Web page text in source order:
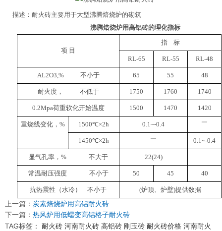
（水冷） 不小于(炉顶、炉壁)提供数据
描述：耐火砖主要用于大型沸腾焙烧炉的砌筑
沸腾焙烧炉用高铝砖的理化指标
项 目
指 标
RL-65 RL-55 RL-48
AL2O3,% 不小于 65 55 48
耐火度， 不低于 1750 1760 1740
0.2Mpa荷重软化开始温度 1500 1470 1420
重烧线变化，% 1500℃×2h 0.1~-0.4 ￣
1450℃×2h ￣ 0.1~-0.4
显气孔率，% 不大于 22(24)
常温耐压强度 不小于 50 45 40
抗热震性（水冷） 不小于 (炉顶、炉壁)提供数据
上一篇： 炭素焙烧炉用高铝耐火砖
下一篇： 热风炉用低蠕变高铝格子耐火砖
TAG标签： 耐火砖 河南耐火砖 高铝砖 刚玉砖 耐火砖价格 河南耐火